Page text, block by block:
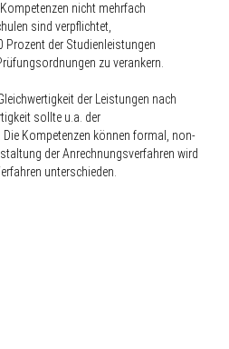
nicht mehrfach
sind verpflichtet,
der Studienleistungen
zu verankern.
der Leistungen nach
sollte u.a. der
Kompetenzen können formal, non-
der Anrechnungsverfahren wird
unterschieden.